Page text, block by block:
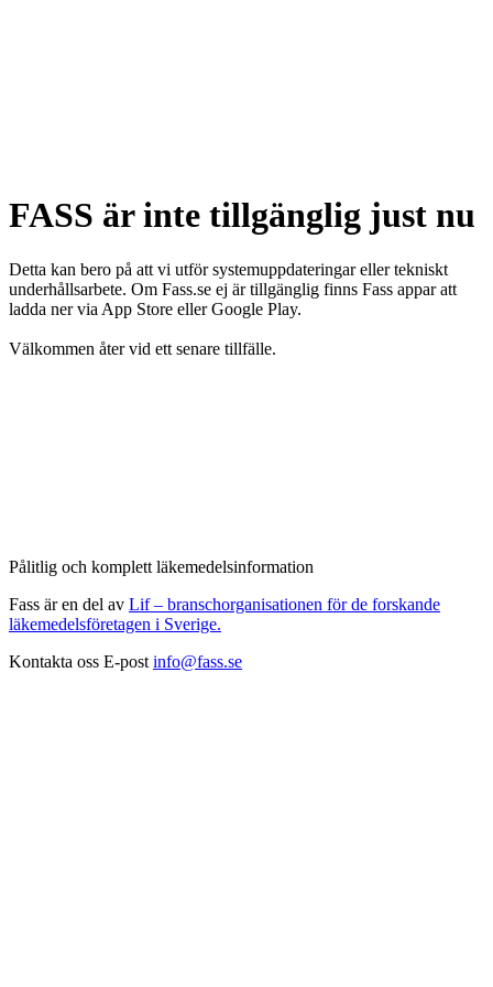
FASS är inte tillgänglig just nu
Detta kan bero på att vi utför systemuppdateringar eller tekniskt
underhållsarbete. Om Fass.se ej är tillgänglig finns Fass appar att
ladda ner via App Store eller Google Play.
Välkommen åter vid ett senare tillfälle.
Pålitlig och komplett läkemedelsinformation
Fass är en del av Lif – branschorganisationen för de forskande
läkemedelsföretagen i Sverige.
Kontakta oss E-post info@fass.se